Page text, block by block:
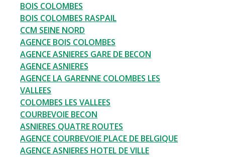
BOIS COLOMBES
BOIS COLOMBES RASPAIL
CCM SEINE NORD
AGENCE BOIS COLOMBES
AGENCE ASNIERES GARE DE BECON
AGENCE ASNIERES
AGENCE LA GARENNE COLOMBES LES
VALLEES
COLOMBES LES VALLEES
COURBEVOIE BECON
ASNIERES QUATRE ROUTES
AGENCE COURBEVOIE PLACE DE BELGIQUE
AGENCE ASNIERES HOTEL DE VILLE